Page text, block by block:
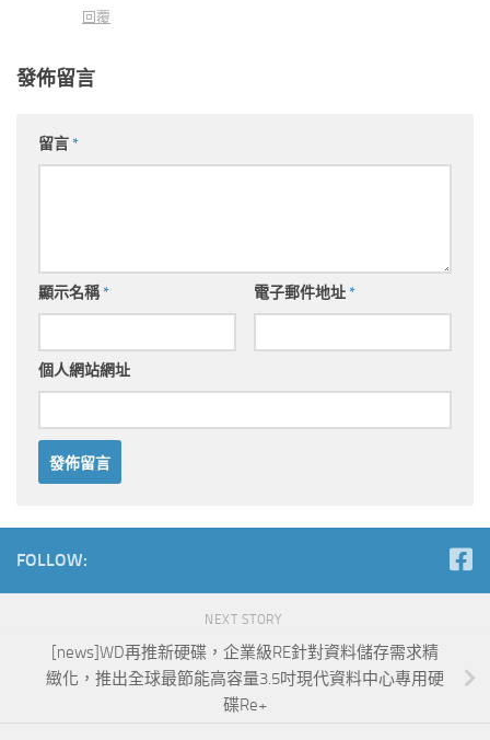
回覆
發佈留言
留言*
顯示名稱* 電子郵件地址*
個人網站網址
FOLLOW:
NEXT STORY
[news]WD再推新硬碟，企業級RE針對資料儲存需求精
緻化，推出全球最節能高容量3.5吋現代資料中心專用硬
碟Re+